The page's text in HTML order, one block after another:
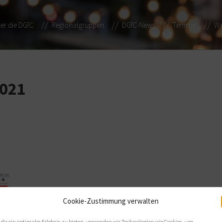
Cookie-Zustimmung verwalten
die DGfC Regionalgruppen DGfC-News Termine